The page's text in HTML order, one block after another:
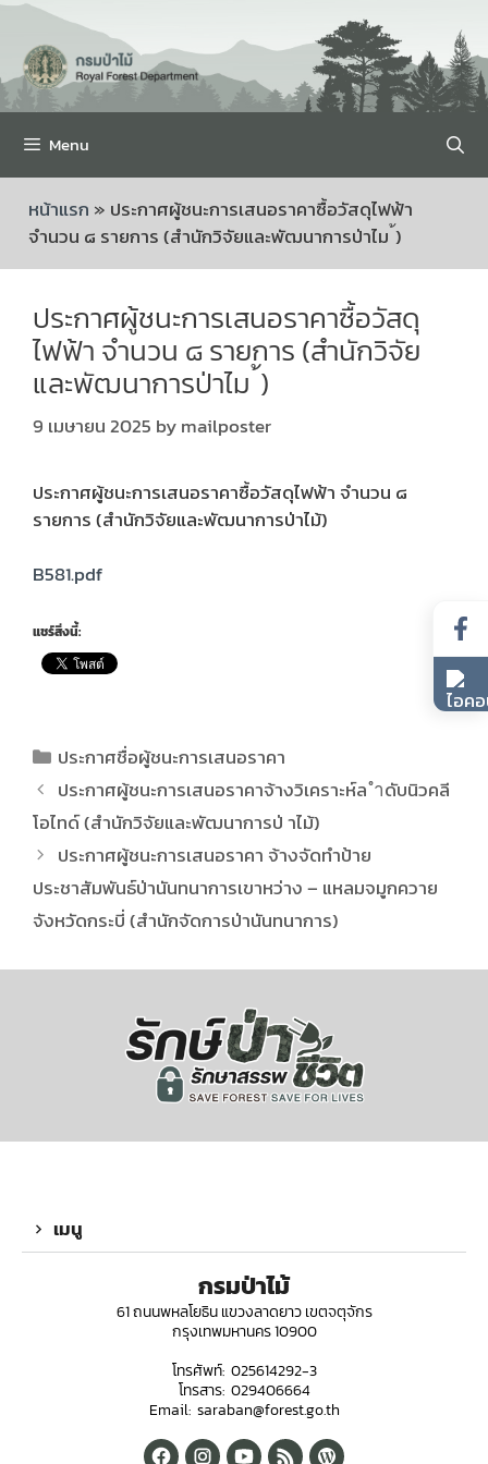
Menu
หน้าแรก » ประกาศผู้ชนะการเสนอราคาซื้อวัสดุไฟฟ้า
จำนวน ๘ รายการ (สำนักวิจัยและพัฒนาการป่าไม ้)
ประกาศผู้ชนะการเสนอราคาซื้อวัสดุ
ไฟฟ้า จำนวน ๘ รายการ (สำนักวิจัย
และพัฒนาการป่าไม ้)
9 เมษายน 2025 bymailposter
ประกาศผู้ชนะการเสนอราคาซื้อวัสดุไฟฟ้า จำนวน ๘
รายการ (สำนักวิจัยและพัฒนาการป่าไม้)
B581.pdf
แชร์สิ่งนี้:
ประกาศชื่อผู้ชนะการเสนอราคา
ประกาศผู้ชนะการเสนอราคาจ้างวิเคราะห์ล ำดับนิวคลี
โอไทด์ (สำนักวิจัยและพัฒนาการป่ าไม้)
ประกาศผู้ชนะการเสนอราคา จ้างจัดทำป้าย
ประชาสัมพันธ์ป่านันทนาการเขาหว่าง – แหลมจมูกควาย
จังหวัดกระบี่ (สำนักจัดการป่านันทนาการ)
เมนู
กรมป่าไม้
61 ถนนพหลโยธิน แขวงลาดยาว เขตจตุจักร
กรุงเทพมหานคร 10900
โทรศัพท์: 025614292-3
โทรสาร: 029406664
Email: saraban@forest.go.th